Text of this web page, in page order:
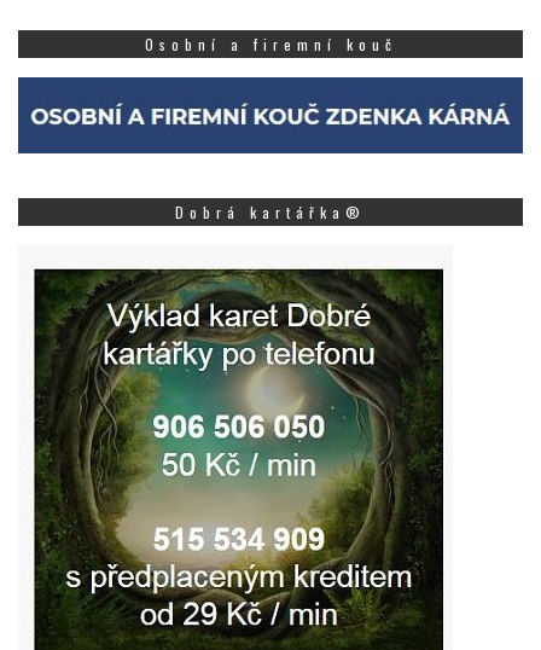
Osobní a firemní kouč
Dobrá kartářka®